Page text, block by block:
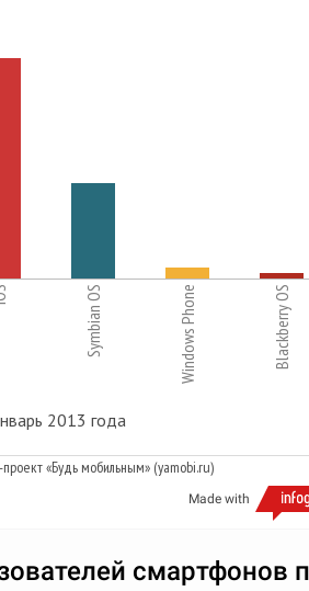
Symbian OS Windows Phone Blackberry OS
2013 года
«Будь мобильным» (yamobi.ru)
Made with
смартфонов